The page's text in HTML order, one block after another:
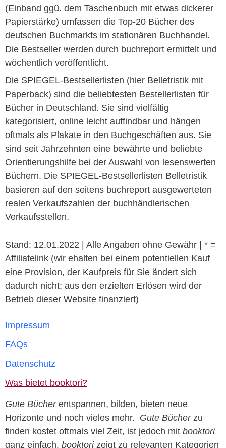
(Einband ggü. dem Taschenbuch mit etwas dickerer
Papierstärke) umfassen die Top-20 Bücher des
deutschen Buchmarkts im stationären Buchhandel.
Die Bestseller werden durch buchreport ermittelt und
wöchentlich veröffentlicht.
Die SPIEGEL-Bestsellerlisten (hier Belletristik mit
Paperback) sind die beliebtesten Bestellerlisten für
Bücher in Deutschland. Sie sind vielfältig
kategorisiert, online leicht auffindbar und hängen
oftmals als Plakate in den Buchgeschäften aus. Sie
sind seit Jahrzehnten eine bewährte und beliebte
Orientierungshilfe bei der Auswahl von lesenswerten
Büchern. Die SPIEGEL-Bestsellerlisten Belletristik
basieren auf den seitens buchreport ausgewerteten
realen Verkaufszahlen der buchhändlerischen
Verkaufsstellen.
Stand: 12.01.2022 | Alle Angaben ohne Gewähr | * =
Affiliatelink (wir ehalten bei einem potentiellen Kauf
eine Provision, der Kaufpreis für Sie ändert sich
dadurch nicht; aus den erzielten Erlösen wird der
Betrieb dieser Website finanziert)
Impressum
FAQs
Datenschutz
Was bietet booktori?
Gute Bücherentspannen, bilden, bieten neue
Horizonte und noch vieles mehr. Gute Bücherzu
finden kostet oftmals viel Zeit, ist jedoch mit booktori
ganz einfach. booktori zeigt zu relevanten Kategorien